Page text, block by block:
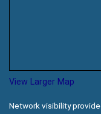
View Larger Map
Network visibility